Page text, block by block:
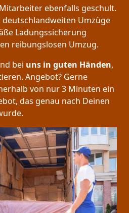
ebenfalls geschult.
deutschlandweiten Umzüge
Ladungssicherung
reibungslosen Umzug.
bei uns in guten Händen,
Angebot? Gerne
von nur 3 Minuten ein
das genau nach Deinen